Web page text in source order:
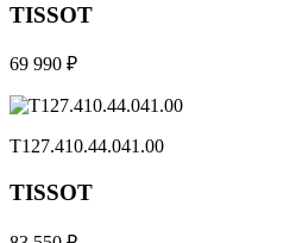
TISSOT
69 990 ₽
T127.410.44.041.00
TISSOT